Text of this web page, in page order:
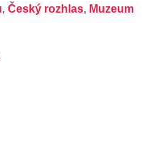
, Český rozhlas, Muzeum